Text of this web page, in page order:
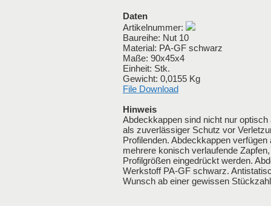
Daten
Artikelnummer:
Baureihe: Nut 10
Material: PA-GF schwarz
Maße: 90x45x4
Einheit: Stk.
Gewicht: 0,0155 Kg
File Download
Hinweis
Abdeckkappen sind nicht nur
als zuverlässiger Schutz vor
Profilenden. Abdeckkappen
mehrere konisch verlaufende
Profilgrößen eingedrückt werden.
Werkstoff PA-GF schwarz.
Wunsch ab einer gewissen